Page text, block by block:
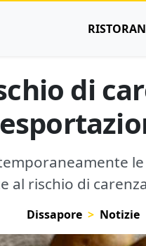
di
al rischio di
Dissapore Notizie